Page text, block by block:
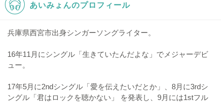
あいみょんのプロフィール
兵庫県西宮市出身シンガーソングライター。
16年11月にシングル「生きていたんだよな」でメジャーデビ
ュー。
17年5月に2ndシングル「愛を伝えたいだとか」、8月に3rdシ
ングル「君はロックを聴かない」 を発表し、9月には1stフル